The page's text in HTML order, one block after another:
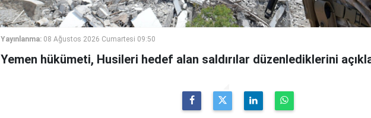
Yayınlanma: 08 Ağustos 2026 Cumartesi 09:50
Yemen hükümeti, Husileri hedef alan saldırılar düzenlediklerini